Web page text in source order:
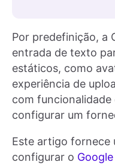
Por predefinição, a
entrada de texto
estáticos, como
experiência de
com
configurar um
Este artigo fornece
configurar o